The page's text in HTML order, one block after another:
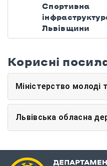
Спортивна
Львівщини
Корисні
Міністерство молоді
Львівська обласна